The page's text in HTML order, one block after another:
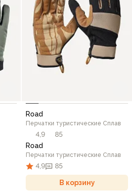
Road
Перчатки туристические Сплав
4,9
85
Road
Перчатки туристические Сплав
4,9 85
В корзину